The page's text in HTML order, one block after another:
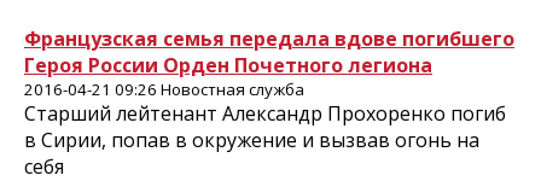
Французская семья передала вдове погибшего
Героя России Орден Почетного легиона
2016-04-21 09:26 Новостная служба
Старший лейтенант Александр Прохоренко погиб
в Сирии, попав в окружение и вызвав огонь на
себя